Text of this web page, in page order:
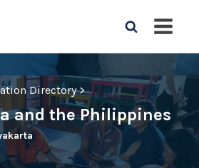
Directory >
and the Philippines